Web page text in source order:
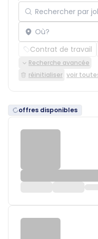
Localisation
Contrat de travail
Recherche avancée
réinitialiser voir
offres disponibles